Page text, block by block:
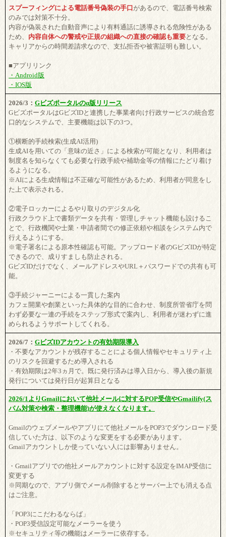
スプーフィングによる電話番号偽装の手口があるので、電話番号検索
のみでは対策不十分。
内容が偽装された自動音声により有料通話に誘導される危険性がある
ため、 内容自体への警戒や正規の組織への直接の確認も重要となる。
キャリアからの時間差請求なので、支払拒否や被害証明も難しい。
■アプリリンク
・Android版
・IOS版
2026/3： Gビズポータルのα版リリース
GビズポータルはGビズIDと連携した事業者向け行政サービスの統合窓
口的なシステムで、主要機能は以下の3つ。
①横断的手続検索(生成AI活用)
生成AIを用いての「意味の近さ」による検索が可能となり、利用者は
制度名を知らなくても必要な行政手続や補助金等の情報にたどり着け
るようになる。
※AIによる生成情報は不正確な可能性があるため、利用者が同意をし
た上で表示される。
②電子ロッカーによるやり取りのデジタル化
行政クラウド上で書類データを共有・管理しチャット機能も設けるこ
とで、行政機関や士業・申請者間での修正依頼や相談をシステム内で
行えるようにする。
※電子署名による原本性確認も可能。アップロード者のGビズIDが特定
できるので、成りすましも防止される。
GビズIDだけでなく、メールアドレスやURL＋パスワードでの共有も可
能。
③手続ジャーニーによる一貫した案内
カフェ開業や創業といった具体的な目的に合わせ、制度所管省庁を問
わず必要な一連の手続をステップ形式で案内し、利用者が迷わずに進
められるようサポートしてくれる。
2026/7： GビズIDアカウントの有効期限導入
・不要なアカウントが残存することによる個人情報やセキュリティ上
のリスクを回避するため導入される
・有効期限は2年3ヵ月で。既に発行済みは導入日から、導入後の新規
発行については発行日が起算日となる
2026/1よりGmailにおいて他社メールに対するPOP受信やGmailify(ス
パム対策や検索・整理機能)が使えなくなります。
Gmailのウェブメールやアプリにて他社メールをPOP3でダウンロード受
信していた方は、以下のような変更をする必要があります。
Gmailアカウントしか使っていない人には影響ありません。
・Gmailアプリでの他社メールアカウントに対する設定をIMAP受信に
変更する
※同期なので、アプリ側でメール削除するとサーバー上でも消える点
はご注意。
「POP3にこだわるならば」
・POP3受信設定可能なメーラーを使う
※セキュリティ等の機能はメーラーに依存する。